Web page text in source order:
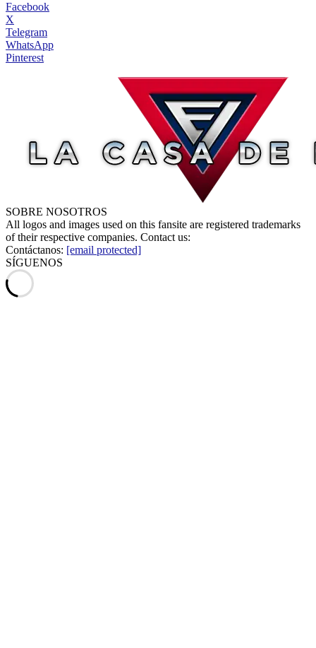
Facebook
X
Telegram
WhatsApp
Pinterest
SOBRE NOSOTROS
All logos and images used on this fansite are registered trademarks
of their respective companies. Contact us:
Contáctanos: [email protected]
SÍGUENOS